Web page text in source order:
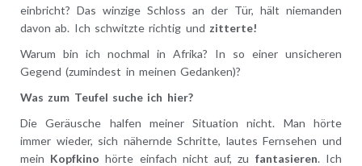
einbricht? Das winzige Schloss an der Tür, hält niemanden
davon ab. Ich schwitzte richtig und zitterte!
Warum bin ich nochmal in Afrika? In so einer unsicheren
Gegend (zumindest in meinen Gedanken)?
Was zum Teufel suche ich hier?
Die Geräusche halfen meiner Situation nicht. Man hörte
immer wieder, sich nähernde Schritte, lautes Fernsehen und
mein Kopfkino hörte einfach nicht auf, zu fantasieren. Ich